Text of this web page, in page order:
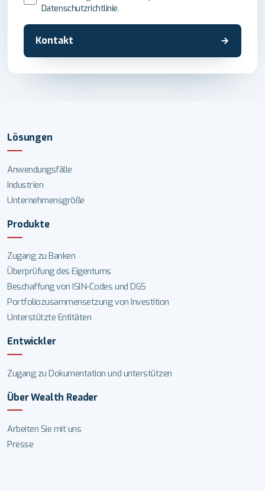
Datenschutzrichtlinie.
Kontakt
Lösungen
Anwendungsfälle
Industrien
Unternehmensgröße
Produkte
Zugang zu Banken
Überprüfung des Eigentums
Beschaffung von ISIN-Codes und DGS
Portfoliozusammensetzung von Investition
Unterstützte Entitäten
Entwickler
Zugang zu Dokumentation und unterstützen
Über Wealth Reader
Arbeiten Sie mit uns
Presse